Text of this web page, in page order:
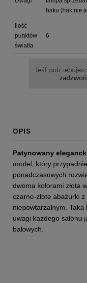
haku (hak nie
Ilość
punktów
światła
6
OPIS
Patynowany
model, który
ponadczasowych
dwoma kolorami złota
czarno-złote abażurki
niepowtarzalnym.
uwagi każdego salonu
balowych.